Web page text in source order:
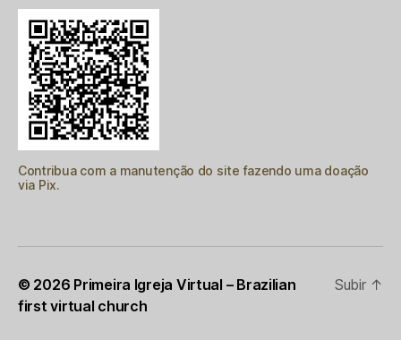
Contribua com a manutenção do site fazendo uma doação
via Pix.
© 2026 Primeira Igreja Virtual – Brazilian
first virtual church
Subir ↑